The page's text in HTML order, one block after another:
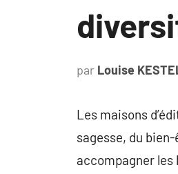
par Louise
Les maisons
sagesse, du
accompagner les